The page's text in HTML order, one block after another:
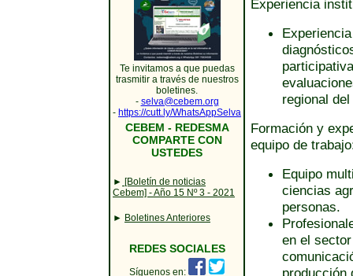
Te invitamos a que puedas
trasmitir a través de nuestros
boletines.
- selva@cebem.org
- https://cutt.ly/WhatsAppSelva
CEBEM - REDESMA
COMPARTE CON
USTEDES
► [Boletín de noticias
Cebem] - Año 15 Nº 3 - 2021
► Boletines Anteriores
REDES SOCIALES
Síguenos en:
Experiencia
regional
Formación y
equipo de
Equipo
ciencias
personas.
en el
producción